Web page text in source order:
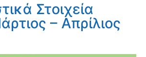
Στοιχεία
– Απρίλιος